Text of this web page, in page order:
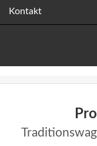
Kontakt